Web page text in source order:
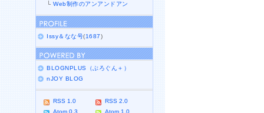
└Web制作のアンアンドアン
Issy＆なな号(1687)
BLOGNPLUS（ぶろぐん＋）
nJOY BLOG
RSS 1.0
RSS 2.0
Atom 0.3
Atom 1.0